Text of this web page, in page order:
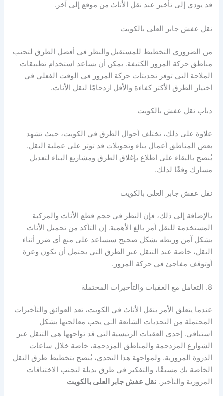
قد يؤدي إلى تأخير عند نقل الأثاث من موقع إلى آخر.
نقل عفش جابر العلى بالكويت
من الضروري التخطيط للمستقبل والنظر في أفضل الطرق لتجنب
مناطق حركة المرور الكثيفة. يمكن أن يساعد استخدام تطبيقات
الملاحة التي توفر تحديثات حركة المرور في الوقت الفعلي في
اختيار الطرق الأكثر كفاءة والأقل ازدحامًا لنقل الأثاث.
دباب نقل عفش بالكويت
علاوة على ذلك، تختلف أحوال الطرق في الكويت، حيث تشهد
بعض المناطق أعمال بناء وتحويلات قد تؤثر على عملية النقل.
يُنصح بالبقاء على اطلاع بإغلاق الطرق ومشاريع البناء لتعديل
مسارك وفقًا لذلك.
نقل عفش جابر العلى بالكويت
بالإضافة إلى ذلك، فإن النظر في حجم قطع الأثاث والمركبة
المستخدمة للنقل أمر بالغ الأهمية. إن التأكد من تحميل الأثاث
بشكل آمن وربطه بشكل صحيح سيساعد على منع أي ضرر أثناء
النقل، خاصة عند التنقل عبر الطرق التي يحتمل أن تكون وعرة
أوتوقف مفاجئ في حركة المرور.
8. التعامل مع العقبات والتأخيرات المحتملة
عندما يتعلق الأمر بنقل الأثاث في الكويت، تعد العوائق والتأخيرات
المحتملة من التحديات الشائعة التي يجب معالجتها بشكل
استباقي. إحدى العقبات الرئيسية التي قد تواجهها هي التنقل عبر
الشوارع المزدحمة والمناطق المزدحمة، خاصة خلال ساعات
الذروة المرورية. ولمواجهة هذا التحدي، يُنصح بتخطيط طرق النقل
الخاصة بك مسبقًا، والتفكير في طرق بديلة لتجنب الاختناقات
المرورية والتأخير.نقل عفش جابر العلى بالكويت